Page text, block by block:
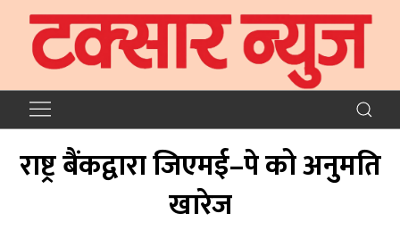
राष्ट्र बैंकद्वारा जिएमई–पे को अनुमति
खारेज